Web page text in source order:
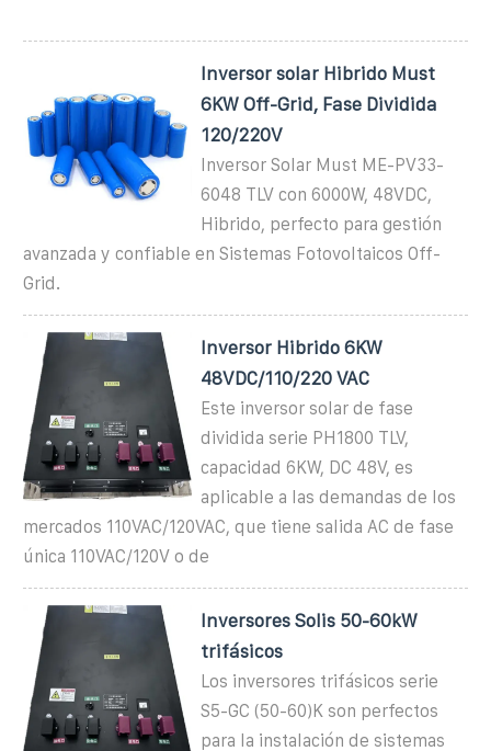
Inversor solar Hibrido Must
6KW Off-Grid, Fase Dividida
120/220V
Inversor Solar Must ME-PV33-
6048 TLV con 6000W, 48VDC,
Hibrido, perfecto para gestión
avanzada y confiable en Sistemas Fotovoltaicos Off-
Grid.
Inversor Hibrido 6KW
48VDC/110/220 VAC
Este inversor solar de fase
dividida serie PH1800 TLV,
capacidad 6KW, DC 48V, es
aplicable a las demandas de los
mercados 110VAC/120VAC, que tiene salida AC de fase
única 110VAC/120V o de
Inversores Solis 50-60kW
trifásicos
Los inversores trifásicos serie
S5-GC (50-60)K son perfectos
para la instalación de sistemas